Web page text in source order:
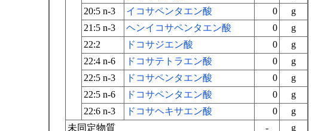
20:5 n-3
イコサペンタエン酸 0
g
21:5 n-3
ヘンイコサペンタエン酸 0
g
22:2
ドコサジエン酸 0
g
22:4 n-6
ドコサテトラエン酸 0
g
22:5 n-3
ドコサペンタエン酸 0
g
22:5 n-6
ドコサペンタエン酸 0
g
22:6 n-3
ドコサヘキサエン酸 0
g
未同定物質
- g